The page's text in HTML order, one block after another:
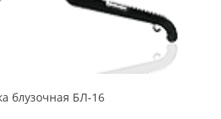
блузочная БЛ-16